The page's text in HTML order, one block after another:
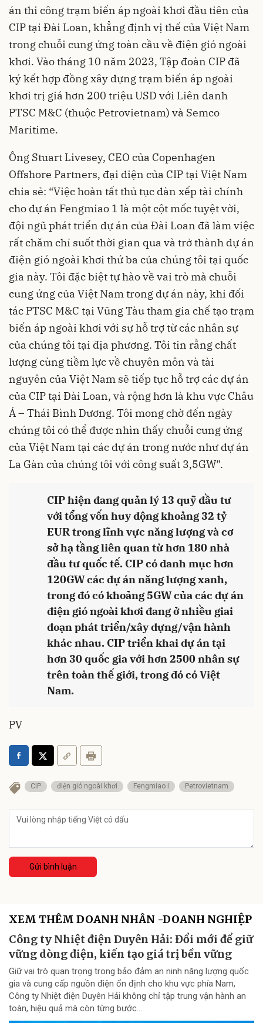
án thi công trạm biến áp ngoài khơi đầu tiên của
CIP tại Đài Loan, khẳng định vị thế của Việt Nam
trong chuỗi cung ứng toàn cầu về điện gió ngoài
khơi. Vào tháng 10 năm 2023, Tập đoàn CIP đã
ký kết hợp đồng xây dựng trạm biến áp ngoài
khơi trị giá hơn 200 triệu USD với Liên danh
PTSC M&C (thuộc Petrovietnam) và Semco
Maritime.
Ông Stuart Livesey, CEO của Copenhagen
Offshore Partners, đại diện của CIP tại Việt Nam
chia sẻ: “Việc hoàn tất thủ tục dàn xếp tài chính
cho dự án Fengmiao 1 là một cột mốc tuyệt vời,
đội ngũ phát triển dự án của Đài Loan đã làm việc
rất chăm chỉ suốt thời gian qua và trở thành dự án
điện gió ngoài khơi thứ ba của chúng tôi tại quốc
gia này. Tôi đặc biệt tự hào về vai trò mà chuỗi
cung ứng của Việt Nam trong dự án này, khi đối
tác PTSC M&C tại Vũng Tàu tham gia chế tạo trạm
biến áp ngoài khơi với sự hỗ trợ từ các nhân sự
của chúng tôi tại địa phương. Tôi tin rằng chất
lượng cùng tiềm lực về chuyên môn và tài
nguyên của Việt Nam sẽ tiếp tục hỗ trợ các dự án
của CIP tại Đài Loan, và rộng hơn là khu vực Châu
Á – Thái Bình Dương. Tôi mong chờ đến ngày
chúng tôi có thể được nhìn thấy chuỗi cung ứng
của Việt Nam tại các dự án trong nước như dự án
La Gàn của chúng tôi với công suất 3,5GW”.
CIP hiện đang quản lý 13 quỹ đầu tư
với tổng vốn huy động khoảng 32 tỷ
EUR trong lĩnh vực năng lượng và cơ
sở hạ tầng liên quan từ hơn 180 nhà
đầu tư quốc tế. CIP có danh mục hơn
120GW các dự án năng lượng xanh,
trong đó có khoảng 5GW của các dự án
điện gió ngoài khơi đang ở nhiều giai
đoạn phát triển/xây dựng/vận hành
khác nhau. CIP triển khai dự án tại
hơn 30 quốc gia với hơn 2500 nhân sự
trên toàn thế giới, trong đó có Việt
Nam.
PV
CIP điện gió ngoài khơi Fengmiao I Petrovietnam
Gửi bình luận
XEM THÊM DOANH NHÂN -DOANH NGHIỆP
Công ty Nhiệt điện Duyên Hải: Đổi mới để giữ
vững dòng điện, kiến tạo giá trị bền vững
Giữ vai trò quan trọng trong bảo đảm an ninh năng lượng quốc
gia và cung cấp nguồn điện ổn định cho khu vực phía Nam,
Công ty Nhiệt điện Duyên Hải không chỉ tập trung vận hành an
toàn, hiệu quả mà còn từng bước...